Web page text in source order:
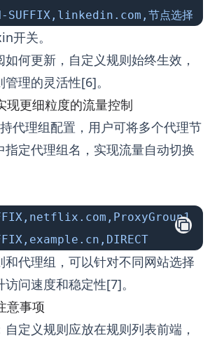
SUFFIX,linkedin.com,节点选择
开关。
何更新，自定义规则始终生效，
理的灵活性[6]。
现更细粒度的流量控制
代理组配置，用户可将多个代理节
指定代理组名，实现流量自动切换
和代理组，可以针对不同网站选择
问速度和稳定性[7]。
意事项
自定义规则应放在规则列表前端，